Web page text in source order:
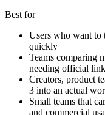
Best for
Users who want to
quickly
Teams comparing
needing official
Creators, product
3 into an actual
Small teams that
and commercial